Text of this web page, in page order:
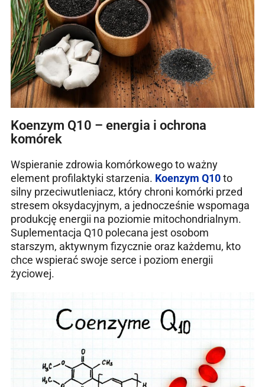
Koenzym Q10 – energia i ochrona
komórek
Wspieranie zdrowia komórkowego to ważny
element profilaktyki starzenia. Koenzym Q10to
silny przeciwutleniacz, który chroni komórki przed
stresem oksydacyjnym, a jednocześnie wspomaga
produkcję energii na poziomie mitochondrialnym.
Suplementacja Q10 polecana jest osobom
starszym, aktywnym fizycznie oraz każdemu, kto
chce wspierać swoje serce i poziom energii
życiowej.